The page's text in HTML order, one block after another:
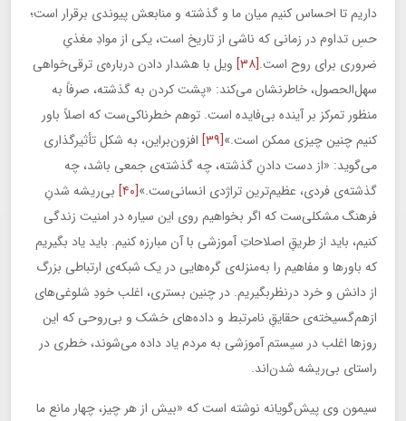
داریم تا احساس کنیم میان ما و گذشته و منابعش پیوندی برقرار است؛
حسِ تداوم در زمانی که ناشی از تاریخ است، یکی از موادِ مغذیِ
ضروری برای روح است.[۳۸]
ویل با هشدار دادن درباره‌ی ترقی‌خواهی
سهل‌الحصول، خاطرنشان می‌کند: «پشت کردن به گذشته، صرفاً به
منظور تمرکز بر آینده بی‌فایده است. توهم خطرناکی‌ست که اصلاً باور
کنیم چنین چیزی ممکن است.»[۳۹]
افزون‌براین، به شکل تأثیرگذاری
می‌گوید: «از دست دادنِ گذشته، چه گذشته‌ی جمعی باشد، چه
گذشته‌ی فردی، عظیم‌ترین تراژدی انسانی‌ست.»[۴۰]
بی‌ریشه شدنِ
فرهنگ مشکلی‌ست که اگر بخواهیم روی این سیاره در امنیت زندگی
کنیم، باید از طریقِ اصلاحاتِ آموزشی با آن مبارزه کنیم. باید یاد بگیریم
که باورها و مفاهیم را به‌منزله‌ی گره‌هایی در یک شبکه‌ی ارتباطی بزرگ
از دانش و خرد درنظربگیریم. در چنین بستری، اغلب خودِ شلوغی‌های
ازهم‌گسیخته‌ی حقایقِ نامرتبط و داده‌های خشک و بی‌روحی که این
روزها اغلب در سیستم آموزشی به مردم یاد داده می‌شوند، خطری در
راستای بی‌ریشه شدن‌اند.
سیمون وی پیش‌گویانه نوشته است که «بیش از هر چیز، چهار مانع ما